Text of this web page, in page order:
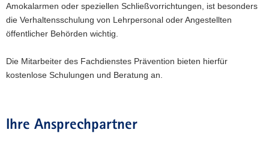
Amokalarmen oder speziellen Schließvorrichtungen, ist besonders
die Verhaltensschulung von Lehrpersonal oder Angestellten
öffentlicher Behörden wichtig.
Die Mitarbeiter des Fachdienstes Prävention bieten hierfür
kostenlose Schulungen und Beratung an.
Ihre Ansprechpartner